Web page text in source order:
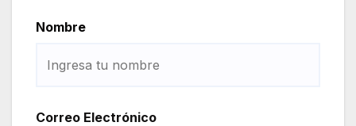
Nombre
Correo Electrónico